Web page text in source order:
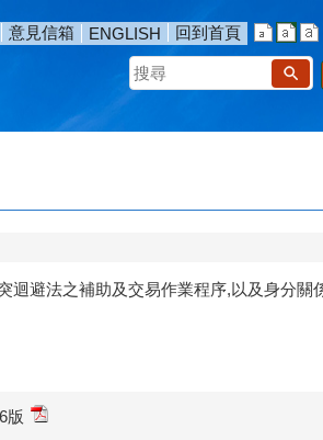
意見信箱 ENGLISH
回到首頁
搜
尋
迴避法之補助及交易作業程序,以及身分關
版